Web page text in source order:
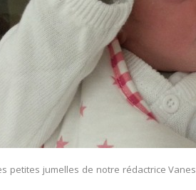
petites jumelles de notre rédactrice